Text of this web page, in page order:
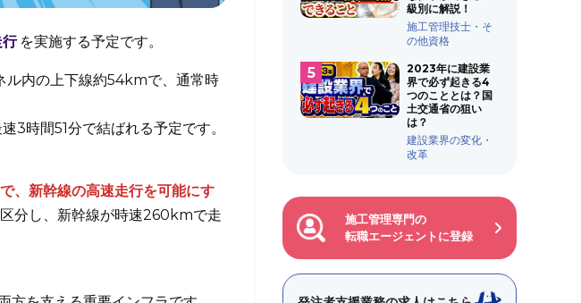
を実施する予定です。
ル内の上下線約54kmで、通常時
3時間51分で結ばれる予定です。
、新幹線の高速走行を可能にす
分し、新幹線が時速260kmで走
級別に解説！
施工管理技士・そ
の他資格
2023年に建設業
界で必ず起きる4
つのこととは？国
土交通省の狙い
は？
建設業界の変化・
改革
施工管理専門の
転職エージェントに登録